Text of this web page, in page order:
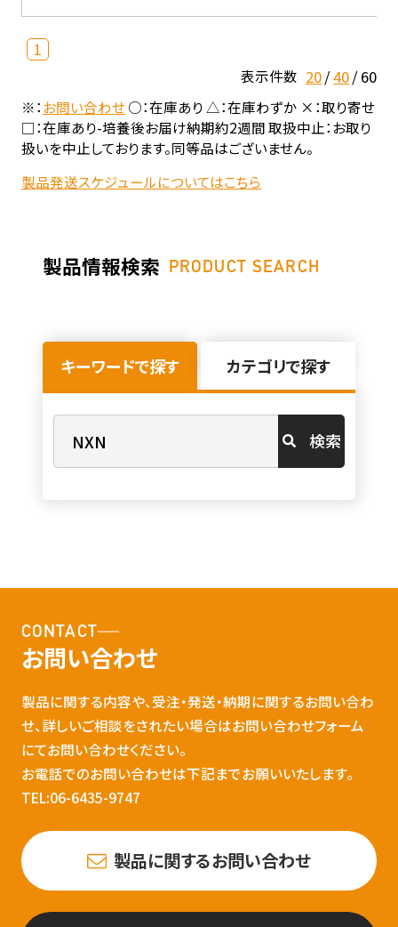
1
表示件数 20 40 60
※：お問い合わせ○：在庫あり △：在庫わずか ×：取り寄せ
□：在庫あり-培養後お届け納期約2週間 取扱中止：お取り
扱いを中止しております。同等品はございません。
製品発送スケジュールについてはこちら
製品情報検索 PRODUCT SEARCH
キーワードで探す カテゴリで探す
検索
CONTACT
お問い合わせ
製品に関する内容や、受注・発送・納期に関するお問い合わ
せ、詳しいご相談をされたい場合はお問い合わせフォーム
にてお問い合わせください。
お電話でのお問い合わせは下記までお願いいたします。
TEL:06-6435-9747
製品に関するお問い合わせ